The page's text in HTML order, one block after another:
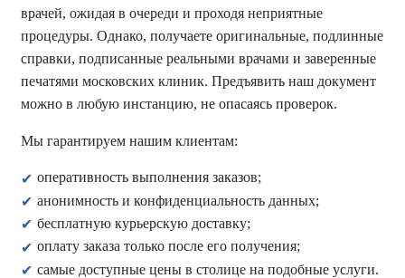
врачей, ожидая в очереди и проходя неприятные
процедуры. Однако, получаете оригинальные, подлинные
справки, подписанные реальными врачами и заверенные
печатями московских клиник. Предъявить наш документ
можно в любую инстанцию, не опасаясь проверок.
Мы гарантируем нашим клиентам:
оперативность выполнения заказов;
анонимность и конфиденциальность данных;
бесплатную курьерскую доставку;
оплату заказа только после его получения;
самые доступные цены в столице на подобные услуги.